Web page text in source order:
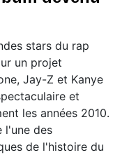
stars du rap
un projet
Jay-Z et Kanye
et
les années 2010.
l'une des
de l'histoire du